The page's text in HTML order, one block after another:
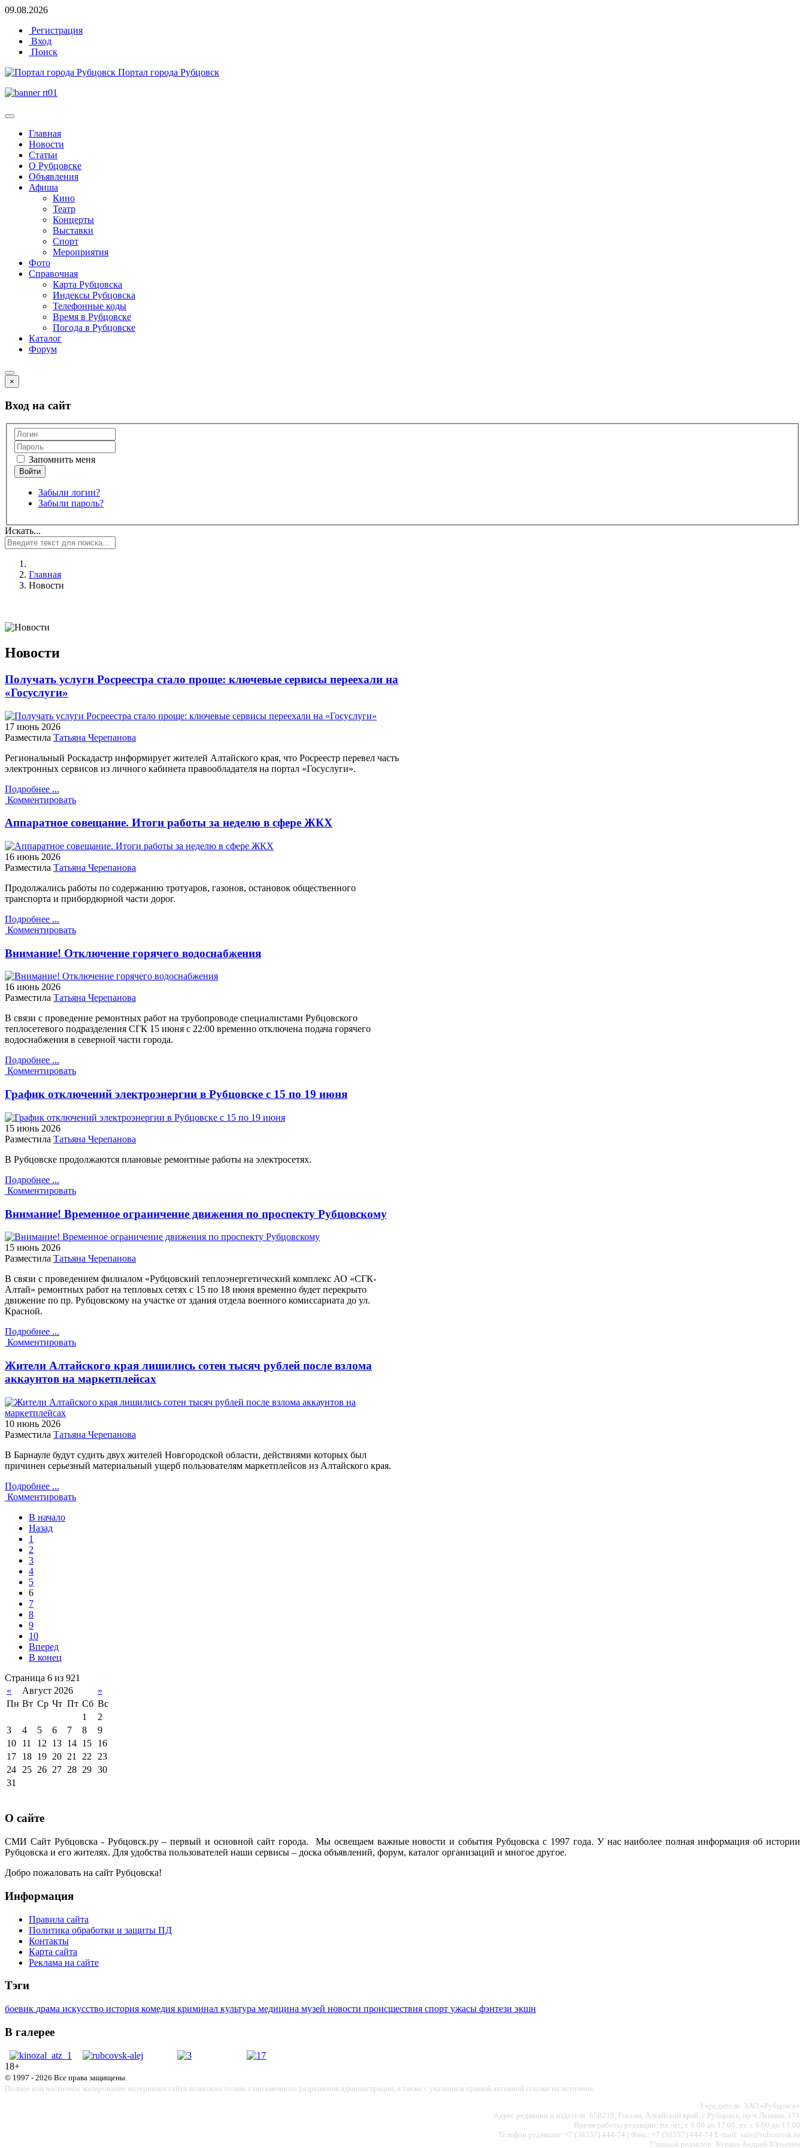
09.08.2026
Регистрация
Вход
Поиск
Портал города Рубцовск
Главная
Новости
Статьи
О Рубцовске
Объявления
Афиша
Кино
Театр
Концерты
Выставки
Спорт
Мероприятия
Фото
Справочная
Карта Рубцовска
Индексы Рубцовска
Телефонные коды
Время в Рубцовске
Погода в Рубцовске
Каталог
Форум
×
Вход на сайт
Запомнить меня
Забыли логин?
Забыли пароль?
Искать...
Главная
Новости
Новости
Получать услуги Росреестра стало проще: ключевые сервисы переехали на
«Госуслуги»
17 июнь 2026
Разместила Татьяна Черепанова
Региональный Роскадастр информирует жителей Алтайского края, что Росреестр перевел часть
электронных сервисов из личного кабинета правообладателя на портал «Госуслуги».
Подробнее ...
Комментировать
Аппаратное совещание. Итоги работы за неделю в сфере ЖКХ
16 июнь 2026
Разместила Татьяна Черепанова
Продолжались работы по содержанию тротуаров, газонов, остановок общественного
транспорта и прибордюрной части дорог.
Подробнее ...
Комментировать
Внимание! Отключение горячего водоснабжения
16 июнь 2026
Разместила Татьяна Черепанова
В связи с проведение ремонтных работ на трубопроводе специалистами Рубцовского
теплосетевого подразделения СГК 15 июня с 22:00 временно отключена подача горячего
водоснабжения в северной части города.
Подробнее ...
Комментировать
График отключений электроэнергии в Рубцовске с 15 по 19 июня
15 июнь 2026
Разместила Татьяна Черепанова
В Рубцовске продолжаются плановые ремонтные работы на электросетях.
Подробнее ...
Комментировать
Внимание! Временное ограничение движения по проспекту Рубцовскому
15 июнь 2026
Разместила Татьяна Черепанова
В связи с проведением филиалом «Рубцовский теплоэнергетический комплекс АО «СГК-
Алтай» ремонтных работ на тепловых сетях с 15 по 18 июня временно будет перекрыто
движение по пр. Рубцовскому на участке от здания отдела военного комиссариата до ул.
Красной.
Подробнее ...
Комментировать
Жители Алтайского края лишились сотен тысяч рублей после взлома
аккаунтов на маркетплейсах
10 июнь 2026
Разместила Татьяна Черепанова
В Барнауле будут судить двух жителей Новгородской области, действиями которых был
причинен серьезный материальный ущерб пользователям маркетплейсов из Алтайского края.
Подробнее ...
Комментировать
В начало
Назад
1
2
3
4
5
6
7
8
9
10
Вперед
В конец
Страница 6 из 921
«
Август 2026
»
Пн Вт Ср Чт Пт Сб Вс
1
2
3
4 5 6 7 8
9
10
11 12 13 14 15
16
17
18 19 20 21 22
23
24
25 26 27 28 29 30
31
О сайте
СМИ Сайт Рубцовска - Рубцовск.ру – первый и основной сайт города. Мы освещаем важные новости и события Рубцовска с 1997 года. У нас наиболее полная информация об истории
Рубцовска и его жителях. Для удобства пользователей наши сервисы – доска объявлений, форум, каталог организаций и многое другое.
Добро пожаловать на сайт Рубцовска!
Информация
Правила сайта
Политика обработки и защиты ПД
Контакты
Карта сайта
Реклама на сайте
Тэги
боевик драма искусство история комедия криминал культура медицина музей новости происшествия спорт ужасы фэнтези экшн
В галерее
18+
© 1997 - 2026 Все права защищены.
Полное или частичное копирование материалов сайта возможно только с письменного разрешения администрации, а также с указанием прямой активной ссылки на источник.
Учредитель: ЗАО «Рубцовск»
Адрес редакции и издателя: 658210, Россия, Алтайский край, г. Рубцовск, пр-т Ленина, 171
Время работы редакции: пн.-чт., с 9.00 до 17.00, пт. с 9.00 до 13.00
Телефон редакции: +7 (38557) 444-74 | Факс: +7 (38557) 444-74 E-mail: sale@rubtsovsk.ru
Главный редактор: Курков Андрей Юрьевич